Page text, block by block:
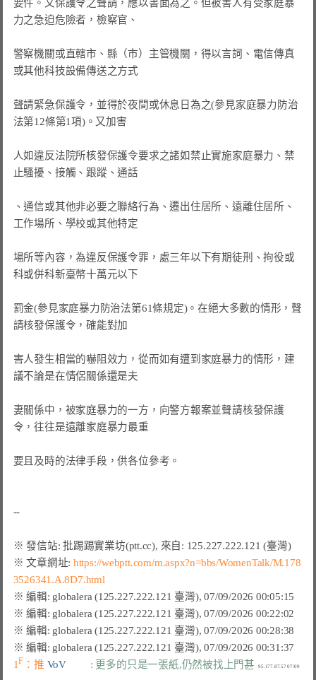
要件。又保護令之聲請，應以書面為之。但被害人有受家庭暴
力之急迫危險者，檢察官、
警察機關或直轄市、縣（市）主管機關，得以言詞、電信傳真
或其他科技設備傳送之方式
聲請緊急保護令，並得於夜間或休息日為之(參見家庭暴力防治
法第12條第1項)。又加害
人如違反法院所核發保護令要求之諸如禁止實施家庭暴力、禁
止騷擾、接觸、跟蹤、通話
、通信或其他非必要之聯絡行為、遷出住居所、遠離住居所、
工作場所、學校或其他特定
場所等內容，為違反保護令罪，處三年以下有期徒刑、拘役或
科或併科新臺幣十萬元以下
罰金(參見家庭暴力防治法第61條規定)。在絕大多數的情形，聲
請核發保護令，確能對加
害人發生相當的嚇阻效力，從而如有遭到家庭暴力的情形，建
議不論是在情侶關係還是夫
妻關係中，被家庭暴力的一方，向警方報案並聲請核發保護
令，往往是遠離家庭暴力最重
要且及時的法律手段，供各位參考。
※ 發信站: 批踢踢實業坊(ptt.cc), 來自: 125.227.222.121 (臺灣)
※ 文章網址: https://webptt.com/m.aspx?n=bbs/WomenTalk/M.178
3526341.A.8D7.html
1F ：推 VoV : 更多的只是一張紙,仍然被找上門甚
   95.177.87.57 07/09